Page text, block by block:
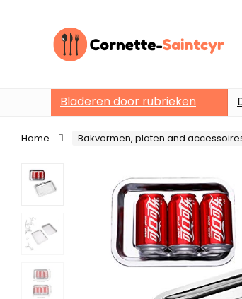
Bladeren door rubrieken
Home Bakvormen, platen and